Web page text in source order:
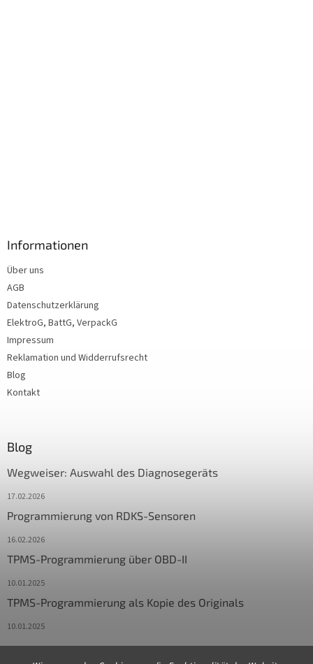
Informationen
Über uns
AGB
Datenschutzerklärung
ElektroG, BattG, VerpackG
Impressum
Reklamation und Widderrufsrecht
Blog
Kontakt
Blog
Wegweiser: Auswahl des Diagnosegeräts
17.02.2026
Programmierung von RDKS-Sensoren
16.02.2026
TPMS-Programmierung über OBD-II
10.01.2025
TPMS-Programmierung als Kopie des Originals
10.01.2025